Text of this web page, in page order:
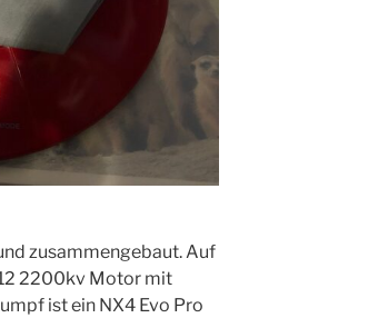
zusammengebaut. Auf
2200kv Motor mit
ist ein NX4 Evo Pro